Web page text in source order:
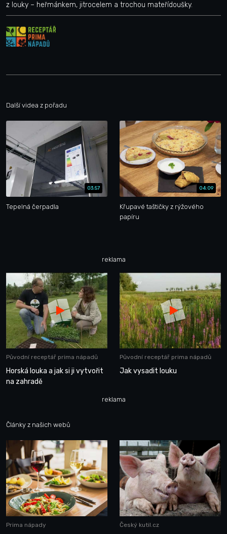
z louky – heřmánkem, jitrocelem a trochou mateřídoušky.
Další videa z pořadu
03:57
Tepelná čerpadla
04:09
Křupavé taštičky z rýžového
papíru
reklama
Původní receptář prima nápadů
Horská louka a jak si ji vytvořit
na zahradě
Původní receptář prima nápadů
Jak vysadit louku
reklama
Články z našich webů
Prima nápady Český kutil.cz